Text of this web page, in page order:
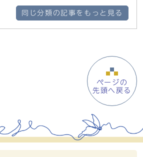
同じ分類の記事をもっと見る
ページの
先頭へ戻る